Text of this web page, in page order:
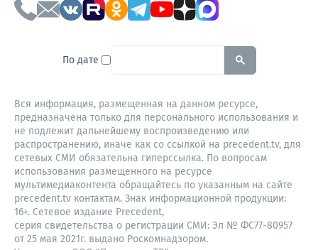
По дате To search this site, enter a
Вся информация, размещенная на данном ресурсе,
предназначена только для персонального использования и
не подлежит дальнейшему воспроизведению или
распространению, иначе как со ссылкой на precedent.tv, для
сетевых СМИ обязательна гиперссылка. По вопросам
использования размещенного на ресурсе
мультимедиаконтента обращайтесь по указанным на сайте
precedent.tv контактам. Знак информационной продукции:
16+. Сетевое издание Precedent,
серия свидетельства о регистрации СМИ: Эл № ФС77-80957
от 25 мая 2021г. выдано Роскомнадзором.